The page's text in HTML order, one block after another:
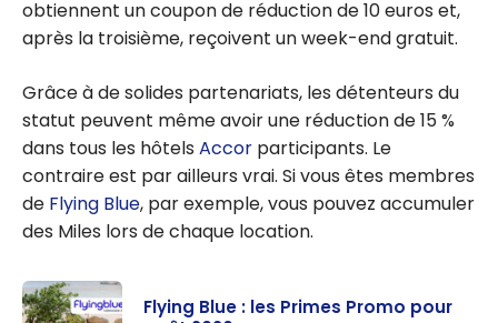
obtiennent un coupon de réduction de 10 euros et,
après la troisième, reçoivent un week-end gratuit.
Grâce à de solides partenariats, les détenteurs du
statut peuvent même avoir une réduction de 15 %
dans tous les hôtels Accor participants. Le
contraire est par ailleurs vrai. Si vous êtes membres
de Flying Blue, par exemple, vous pouvez accumuler
des Miles lors de chaque location.
Flying Blue : les Primes Promo pour